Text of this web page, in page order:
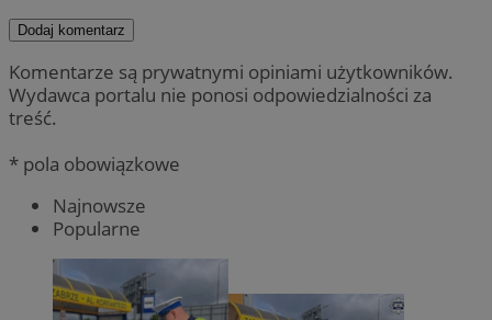
Dodaj komentarz
Komentarze są prywatnymi opiniami użytkowników.
Wydawca portalu nie ponosi odpowiedzialności za
treść.
* pola obowiązkowe
Najnowsze
Popularne